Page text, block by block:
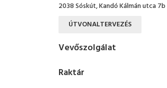
2038 Sóskút, Kandó Kálmán utca 7b
ÚTVONALTERVEZÉS
Vevőszolgálat
Raktár